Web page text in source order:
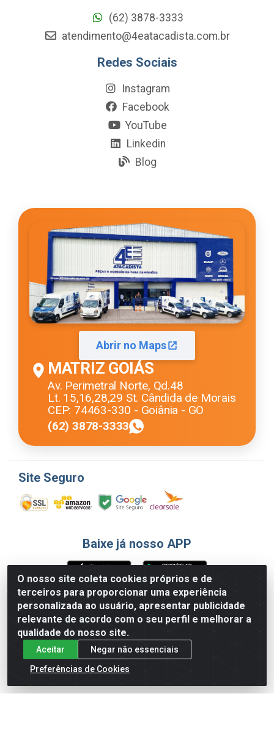
O nosso site coleta cookies próprios e de
terceiros para proporcionar uma experiência
personalizada ao usuário, apresentar publicidade
relevante de acordo com o seu perfil e melhorar a
qualidade do nosso site.
Aceitar
Negar não essenciais
Preferências de Cookies
(62) 3878-3333
atendimento@4eatacadista.com.br
Redes Sociais
Instagram
Facebook
YouTube
Linkedin
Blog
Abrir no Maps
MATRIZ GOIÁS
Av. Perimetral Norte, Qd.48
Lt. 15,16,28,29 St. Cândida de Morais
CEP: 74463-330 - Goiânia - GO
(62) 3878-3333
Site Seguro
Baixe já nosso APP
Formas de Pagamento